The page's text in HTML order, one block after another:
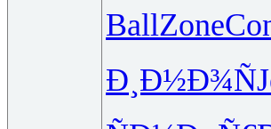
BallZone
Ð¸Ð½Ð¾Ñ